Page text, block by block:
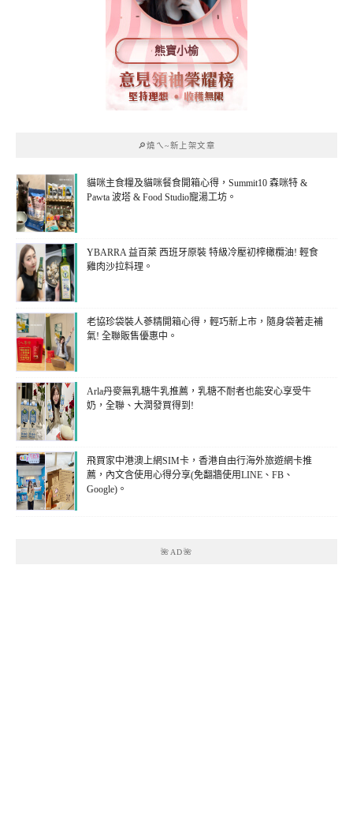
熊寶小榆
🔎燒ㄟ~新上架文章
貓咪主食糧及貓咪餐食開箱心得，Summit10 森咪特 &
Pawta 波塔 & Food Studio寵湯工坊。
YBARRA 益百萊 西班牙原裝 特級冷壓初榨橄欖油! 輕食
雞肉沙拉料理。
老協珍袋裝人蔘精開箱心得，輕巧新上市，隨身袋著走補
氣! 全聯販售優惠中。
Arla丹麥無乳糖牛乳推薦，乳糖不耐者也能安心享受牛
奶，全聯、大潤發買得到!
飛買家中港澳上網SIM卡，香港自由行海外旅遊網卡推
薦，內文含使用心得分享(免翻牆使用LINE、FB、
Google)。
🌺AD🌺